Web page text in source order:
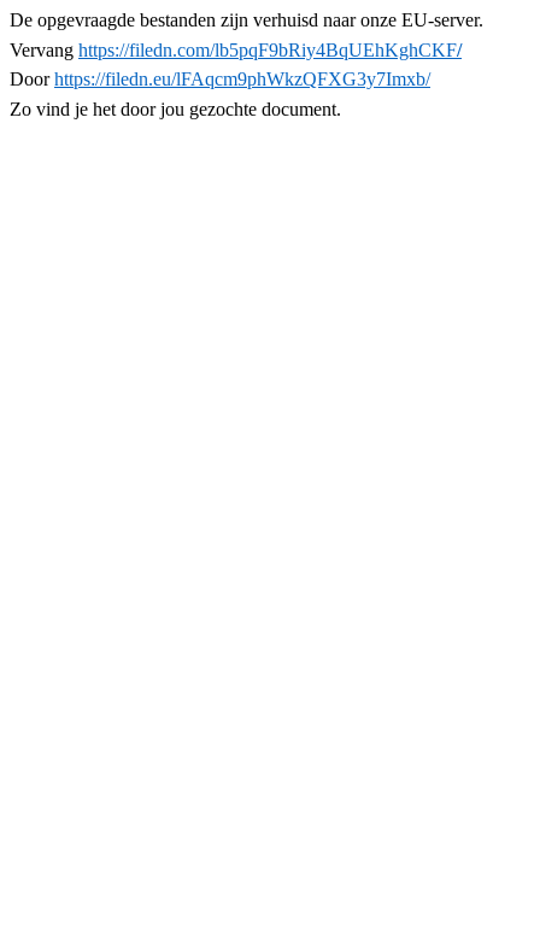
De opgevraagde bestanden zijn verhuisd naar onze EU-server.
Vervang https://filedn.com/lb5pqF9bRiy4BqUEhKghCKF/
Doorhttps://filedn.eu/lFAqcm9phWkzQFXG3y7Imxb/
Zo vind je het door jou gezochte document.